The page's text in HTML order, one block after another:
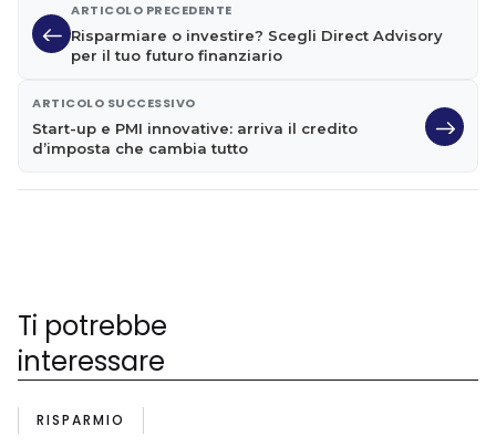
ARTICOLO PRECEDENTE
Risparmiare o investire? Scegli Direct Advisory
per il tuo futuro finanziario
ARTICOLO SUCCESSIVO
Start-up e PMI innovative: arriva il credito
d’imposta che cambia tutto
Ti potrebbe
interessare
RISPARMIO